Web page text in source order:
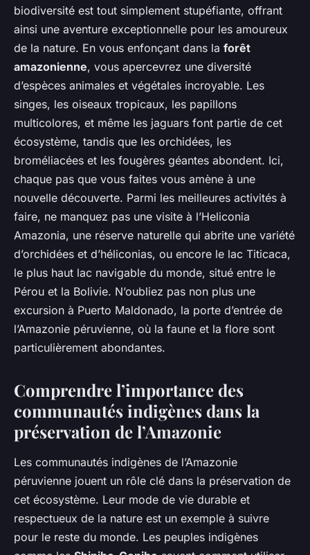
biodiversité est tout simplement stupéfiante, offrant
ainsi une aventure exceptionnelle pour les amoureux
de la nature. En vous enfonçant dans la forêt
amazonienne, vous apercevrez une diversité
d’espèces animales et végétales incroyable. Les
singes, les oiseaux tropicaux, les papillons
multicolores, et même les jaguars font partie de cet
écosystème, tandis que les orchidées, les
broméliacées et les fougères géantes abondent. Ici,
chaque pas que vous faites vous amène à une
nouvelle découverte. Parmi les meilleures activités à
faire, ne manquez pas une visite à l’Heliconia
Amazonia, une réserve naturelle qui abrite une variété
d’orchidées et d’héliconias, ou encore le lac Titicaca,
le plus haut lac navigable du monde, situé entre le
Pérou et la Bolivie. N’oubliez pas non plus une
excursion à Puerto Maldonado, la porte d’entrée de
l’Amazonie péruvienne, où la faune et la flore sont
particulièrement abondantes.
Comprendre l’importance des
communautés indigènes dans la
préservation de l’Amazonie
Les communautés indigènes de l’Amazonie
péruvienne jouent un rôle clé dans la préservation de
cet écosystème. Leur mode de vie durable et
respectueux de la nature est un exemple à suivre
pour le reste du monde. Les peuples indigènes